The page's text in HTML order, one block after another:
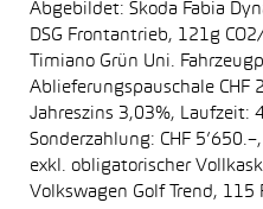
Abgebildet: Skoda Fabia
DSG Frontantrieb, 121g
Timiano Grün Uni.
Ablieferungspauschale CHF
Jahreszins 3,03%, Laufzeit:
Sonderzahlung: CHF
exkl. obligatorischer
Volkswagen Golf Trend,